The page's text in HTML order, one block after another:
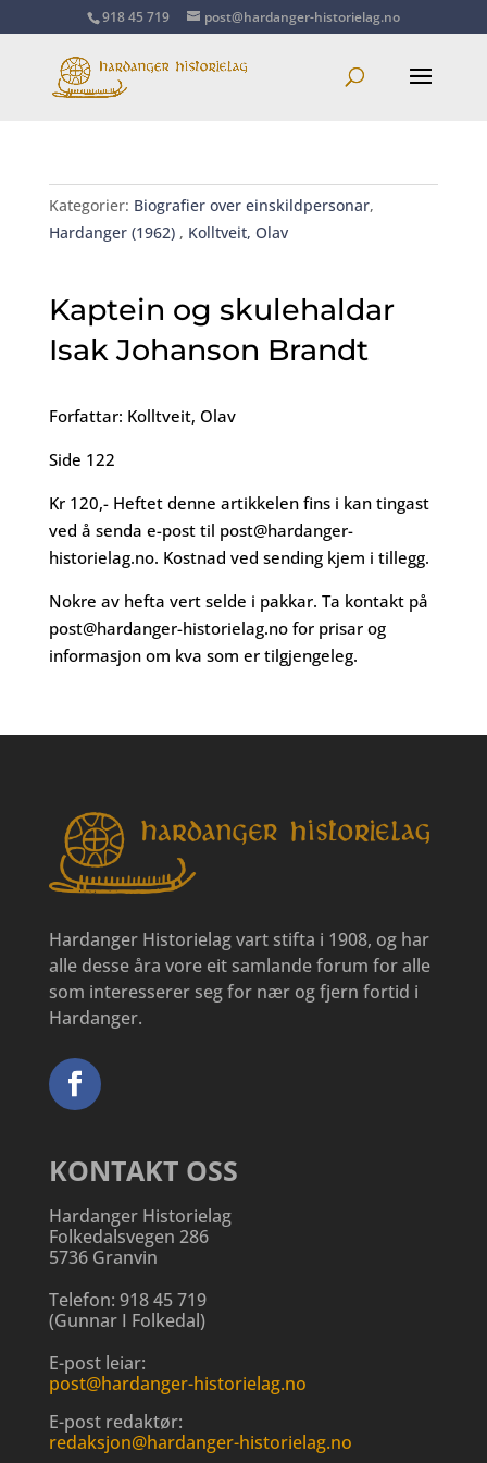
918 45 719 post@hardanger-historielag.no
Kategorier: Biografier over einskildpersonar,
Hardanger (1962) , Kolltveit, Olav
Kaptein og skulehaldar
Isak Johanson Brandt
Forfattar: Kolltveit, Olav
Side 122
Kr 120,- Heftet denne artikkelen fins i kan tingast
ved å senda e-post til post@hardanger-
historielag.no. Kostnad ved sending kjem i tillegg.
Nokre av hefta vert selde i pakkar. Ta kontakt på
post@hardanger-historielag.nofor prisar og
informasjon om kva som er tilgjengeleg.
Hardanger Historielag vart stifta i 1908, og har
alle desse åra vore eit samlande forum for alle
som interesserer seg for nær og fjern fortid i
Hardanger.
KONTAKT OSS
Hardanger Historielag
Folkedalsvegen 286
5736 Granvin
Telefon: 918 45 719
(Gunnar I Folkedal)
E-post leiar:
post@hardanger-historielag.no
E-post redaktør:
redaksjon@hardanger-historielag.no